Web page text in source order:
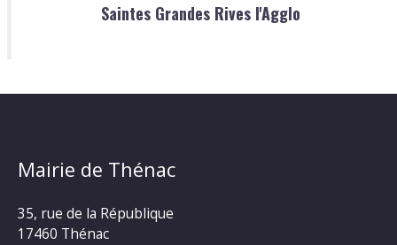
Saintes Grandes Rives l'Agglo
Mairie de Thénac
35, rue de la République
17460 Thénac